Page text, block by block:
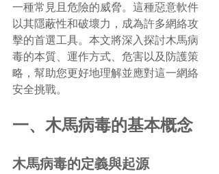
一種常見且危險的威脅。這種惡意軟件
以其隱蔽性和破壞力，成為許多網絡攻
擊的首選工具。本文將深入探討木馬病
毒的本質、運作方式、危害以及防護策
略，幫助您更好地理解並應對這一網絡
安全挑戰。
一、木馬病毒的基本概念
木馬病毒的定義與起源